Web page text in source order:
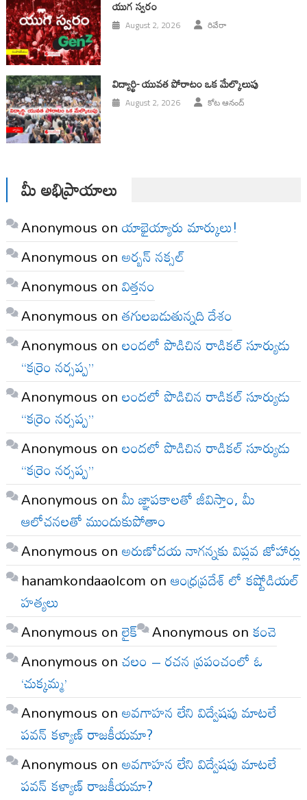
యుగ స్వ‌రం
August 2, 2026 రివేరా
విద్యార్థి- యువత పోరాటం ఒక మేల్కొలుపు
August 2, 2026 కోట ఆనంద్
మీ అభిప్రాయాలు
Anonymous onయాభైయ్యారు మార్కులు!
Anonymous onఅర్బన్ నక్సల్
Anonymous onవిత్తనం
Anonymous onతగులబడుతున్నది దేశం
Anonymous onలందలో పొడిచిన రాడికల్ సూర్యుడు
“కర్రెం నర్సప్ప”
Anonymous onలందలో పొడిచిన రాడికల్ సూర్యుడు
“కర్రెం నర్సప్ప”
Anonymous onలందలో పొడిచిన రాడికల్ సూర్యుడు
“కర్రెం నర్సప్ప”
Anonymous onమీ జ్ఞాపకాలతో జీవిస్తాం, మీ
ఆలోచనలతో ముందుకుపోతాం
Anonymous onఅరుణోదయ నాగన్నకు విప్లవ జోహార్లు
hanamkondaaolcom onఆంధ్రప్రదేశ్ లో కష్టోడియల్
హత్యలు
Anonymous onలైక్ Anonymous onకంచె
Anonymous onచలం – రచన ప్రపంచంలో ఓ
‘చుక్కమ్మ’
Anonymous onఅవగాహన లేని విద్వేషపు మాటలే
పవన్ కళ్యాణ్ రాజకీయమా?
Anonymous onఅవగాహన లేని విద్వేషపు మాటలే
పవన్ కళ్యాణ్ రాజకీయమా?